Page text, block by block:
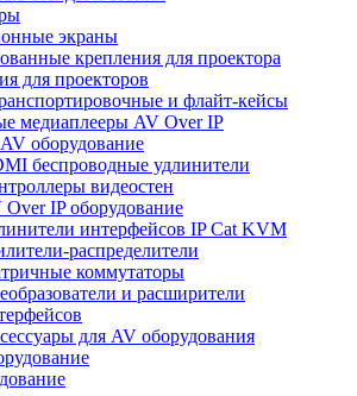
экраны
крепления для проектора
для проекторов
и флайт-кейсы
медиаплееры AV Over IP
оборудование
беспроводные удлинители
видеостен
Over IP оборудование
интерфейсов IP Cat KVM
распределители
коммутаторы
и расширители
для AV оборудования